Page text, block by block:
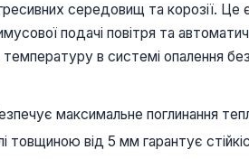
середовищ та корозії. Це
подачі повітря та
в системі опалення
максимальне поглинання
товщиною від 5 мм гарантує